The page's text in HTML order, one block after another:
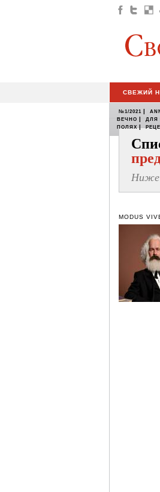
СВЕЖИЙ
№1/2021 |
ВЕЧНО | ДЛЯ
ПОЛЯХ |
Ниже
MODUS